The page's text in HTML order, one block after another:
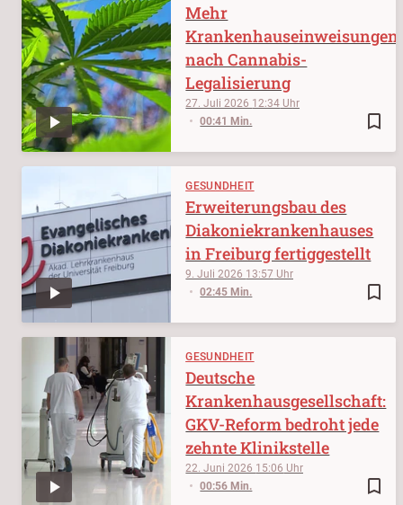
bookmark_border
27. Juli 2026 12:34
00:41 Min.
Mehr
Krankenhauseinweisungen
nach Cannabis-
Legalisierung
GESUNDHEIT
bookmark_border
9. Juli 2026 13:57
02:45 Min.
Erweiterungsbau des
Diakoniekrankenhauses
in Freiburg fertiggestellt
GESUNDHEIT
bookmark_border
22. Juni 2026 15:06
00:56 Min.
Deutsche
Krankenhausgesellschaft:
GKV-Reform bedroht jede
zehnte Klinikstelle